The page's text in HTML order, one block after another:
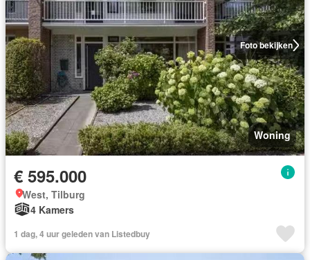
Foto bekijken
Woning
€ 595.000
West, Tilburg
4 Kamers
1 dag, 4 uur geleden van Listedbuy